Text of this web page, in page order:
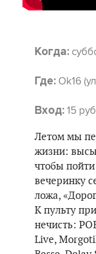
Когда:
Где: Оk16
Вход:15
Летом мы
жизни:
чтобы
вечеринку
ложа,
К пульту
нечисть:
Live,